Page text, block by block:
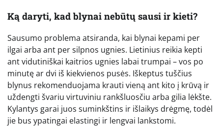
Ką daryti, kad blynai nebūtų sausi ir kieti?
Sausumo problema atsiranda, kai blynai kepami per
ilgai arba ant per silpnos ugnies. Lietinius reikia kepti
ant vidutiniškai kaitrios ugnies labai trumpai – vos po
minutę ar dvi iš kiekvienos pusės. Iškeptus tuščius
blynus rekomenduojama krauti vieną ant kito į krūvą ir
uždengti švariu virtuviniu rankšluosčiu arba gilia lėkšte.
Kylantys garai juos suminkštins ir išlaikys drėgmę, todėl
jie bus ypatingai elastingi ir lengvai lankstomi.